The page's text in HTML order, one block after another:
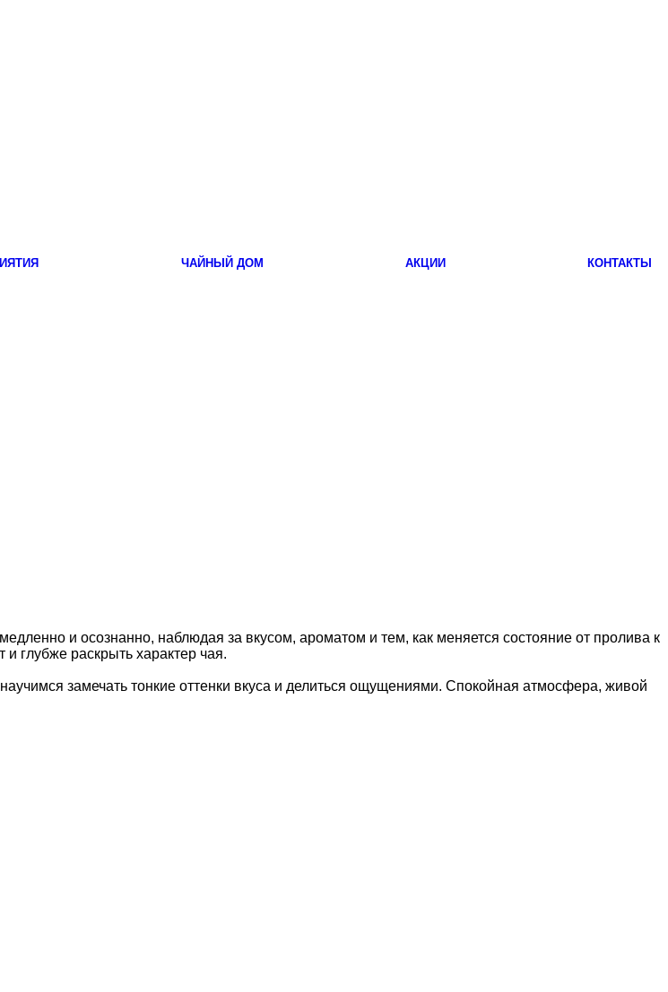
ЧАЙНЫЙ ДОМ АКЦИИ КОНТАКТЫ
и осознанно, наблюдая за вкусом, ароматом и тем, как меняется состояние от пролива к
глубже раскрыть характер чая.
замечать тонкие оттенки вкуса и делиться ощущениями. Спокойная атмосфера, живой